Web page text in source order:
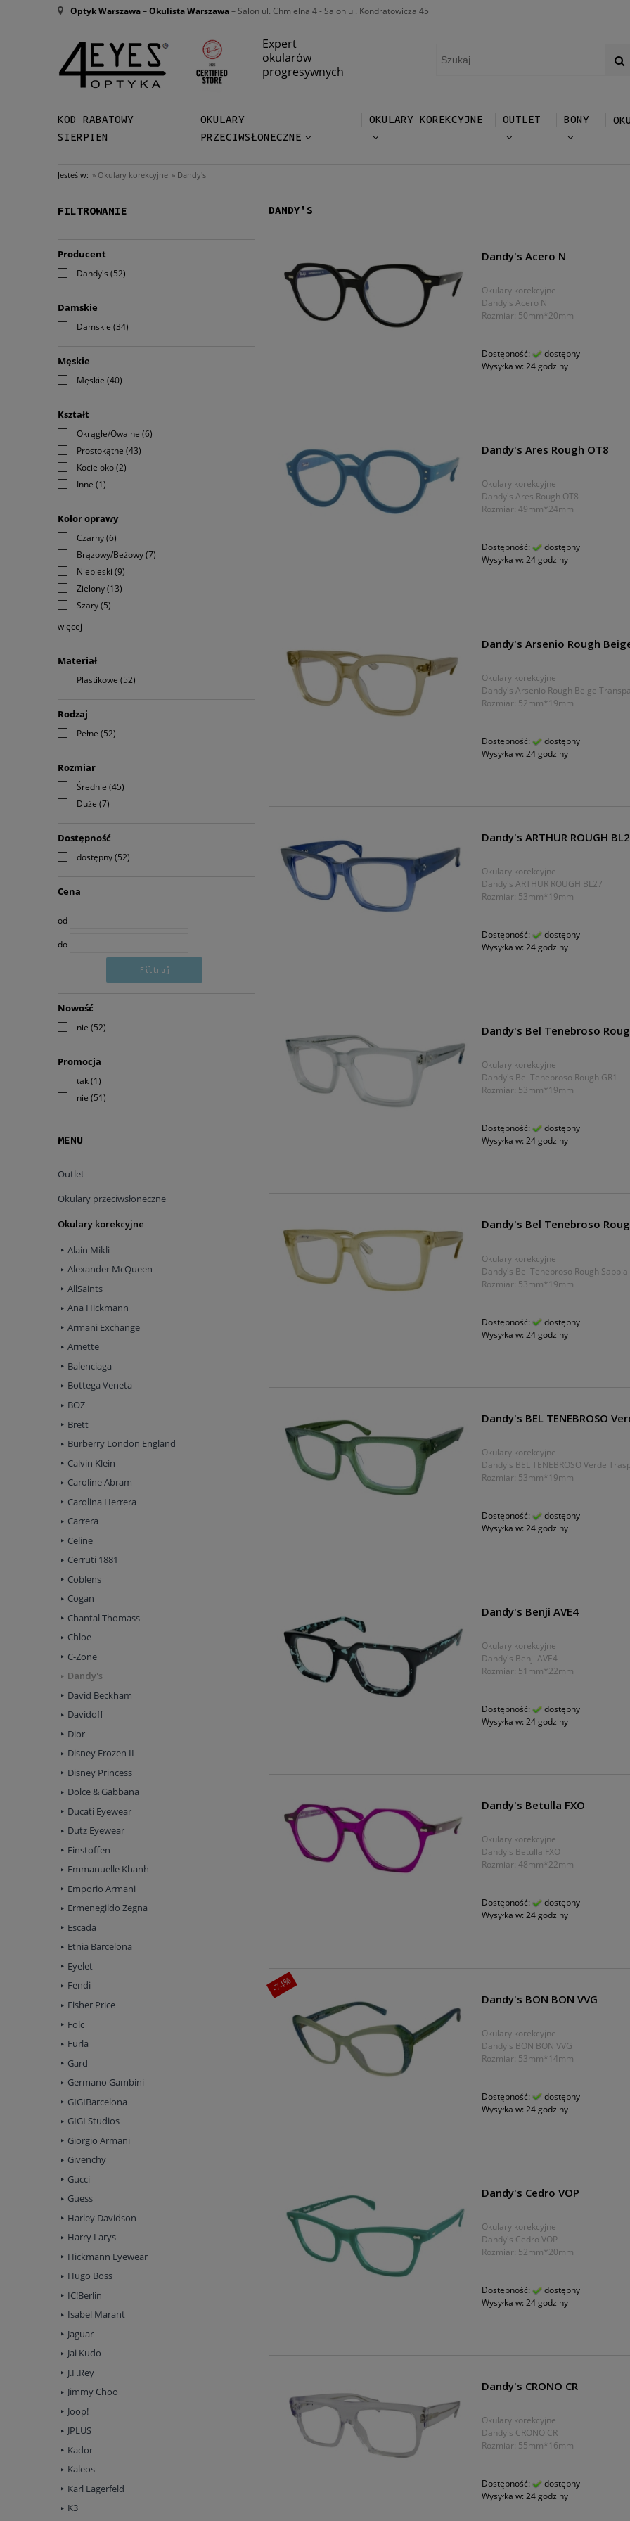
Optyk Warszawa–Okulista Warszawa– Salon ul. Chmielna 4 - Salon ul. Kondratowicza 45
Expert
okularów
progresywnych
KOD RABATOWY
SIERPIEN
OKULARY
PRZECIWSŁONECZNE
OKULARY KOREKCYJNE OUTLET BONY
Jesteś w: » Okulary korekcyjne » Dandy's
FILTROWANIE
Producent
Dandy's (52)
Damskie
Damskie (34)
Męskie
Męskie (40)
Kształt
Okrągłe/Owalne (6)
Prostokątne (43)
Kocie oko(2)
Inne (1)
Kolor oprawy
Czarny(6)
Brązowy/Beżowy(7)
Niebieski (9)
Zielony(13)
Szary(5)
więcej
Materiał
Plastikowe (52)
Rodzaj
Pełne (52)
Rozmiar
Średnie (45)
Duże (7)
Dostępność
dostępny(52)
Cena
od
do
Filtruj
Nowość
nie (52)
Promocja
tak(1)
nie (51)
MENU
Outlet
Okulary przeciwsłoneczne
Okulary korekcyjne
Alain Mikli
Alexander McQueen
AllSaints
Ana Hickmann
Armani Exchange
Arnette
Balenciaga
Bottega Veneta
BOZ
Brett
Burberry London England
Calvin Klein
Caroline Abram
Carolina Herrera
Carrera
Celine
Cerruti 1881
Coblens
Cogan
Chantal Thomass
Chloe
C-Zone
Dandy's
David Beckham
Davidoff
Dior
Disney Frozen II
Disney Princess
Dolce & Gabbana
Ducati Eyewear
Dutz Eyewear
Einstoffen
Emmanuelle Khanh
Emporio Armani
Ermenegildo Zegna
Escada
Etnia Barcelona
Eyelet
Fendi
Fisher Price
Folc
Furla
Gard
Germano Gambini
GIGIBarcelona
GIGI Studios
Giorgio Armani
Givenchy
Gucci
Guess
Harley Davidson
Harry Larys
Hickmann Eyewear
Hugo Boss
IC!Berlin
Isabel Marant
Jaguar
Jai Kudo
J.F.Rey
Jimmy Choo
Joop!
JPLUS
Kador
Kaleos
Karl Lagerfeld
K3
DANDY'S
Dandy's Acero N
Okulary korekcyjne
Dandy's Acero N
Rozmiar: 50mm*20mm
Dostępność:
dostępny
Wysyłka w: 24 godziny
Dandy's Ares Rough OT8
Okulary korekcyjne
Dandy's Ares Rough OT8
Rozmiar: 49mm*24mm
Dostępność:
dostępny
Wysyłka w: 24 godziny
Dandy's Arsenio Rough
Okulary korekcyjne
Dandy's Arsenio Rough Beige
Rozmiar: 52mm*19mm
Dostępność:
dostępny
Wysyłka w: 24 godziny
Dandy's ARTHUR ROUGH
Okulary korekcyjne
Dandy's ARTHUR ROUGH BL27
Rozmiar: 53mm*19mm
Dostępność:
dostępny
Wysyłka w: 24 godziny
Dandy's Bel Tenebroso
Okulary korekcyjne
Dandy's Bel Tenebroso Rough GR1
Rozmiar: 53mm*19mm
Dostępność:
dostępny
Wysyłka w: 24 godziny
Dandy's Bel Tenebroso
Okulary korekcyjne
Dandy's Bel Tenebroso Rough
Rozmiar: 53mm*19mm
Dostępność:
dostępny
Wysyłka w: 24 godziny
Dandy's BEL TENEBROSO
Okulary korekcyjne
Dandy's BEL TENEBROSO Verde
Rozmiar: 53mm*19mm
Dostępność:
dostępny
Wysyłka w: 24 godziny
Dandy's Benji AVE4
Okulary korekcyjne
Dandy's Benji AVE4
Rozmiar: 51mm*22mm
Dostępność:
dostępny
Wysyłka w: 24 godziny
Dandy's Betulla FXO
Okulary korekcyjne
Dandy's Betulla FXO
Rozmiar: 48mm*22mm
Dostępność:
dostępny
Wysyłka w: 24 godziny
Dandy's BON BON VVG
Okulary korekcyjne
Dandy's BON BON VVG
Rozmiar: 53mm*14mm
Dostępność:
dostępny
Wysyłka w: 24 godziny
-74%
Dandy's Cedro VOP
Okulary korekcyjne
Dandy's Cedro VOP
Rozmiar: 52mm*20mm
Dostępność:
dostępny
Wysyłka w: 24 godziny
Dandy's CRONO CR
Okulary korekcyjne
Dandy's CRONO CR
Rozmiar: 55mm*16mm
Dostępność:
dostępny
Wysyłka w: 24 godziny